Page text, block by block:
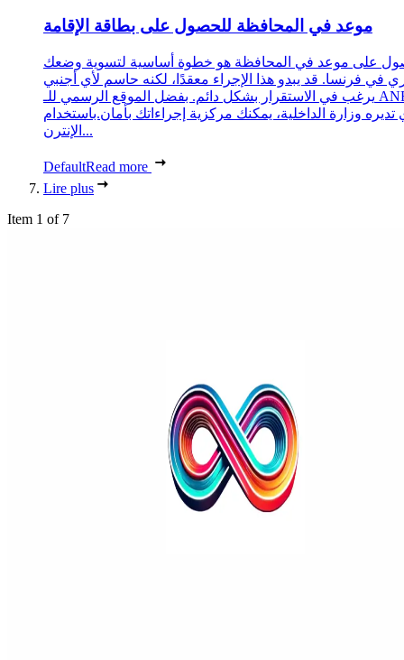
موعد في المحافظة للحصول على بطاقة الإقامة
على موعد في المحافظة هو خطوة أساسية لتسوية وضعك
في فرنسا. قد يبدو هذا الإجراء معقدًا، لكنه حاسم لأي أجنبي
يرغب في الاستقرار بشكل دائم. بفضل الموقع الرسمي للـ ANEF،
تديره وزارة الداخلية، يمكنك مركزية إجراءاتك بأمان.باستخدام
الإنترن...
DefaultRead more
Lire plus
Item 1 of 7